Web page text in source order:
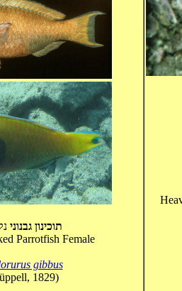
תוכינון גבנוני
Parrotfish Female
gibbus
1829)